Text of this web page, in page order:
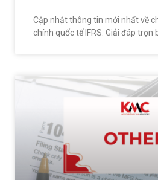
Cập nhật thông tin mới nhất về
chính quốc tế IFRS. Giải đáp trọn